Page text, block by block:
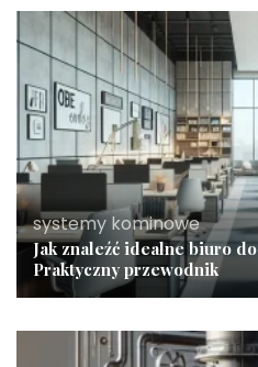
systemy kominowe
Jak znaleźć idealne biuro
Praktyczny przewodnik